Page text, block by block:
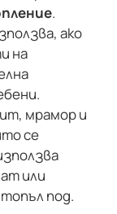
.
ако
на
мрамор и
се
или
под.